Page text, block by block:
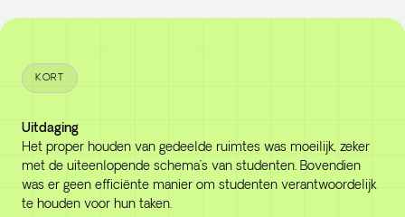
KORT
Uitdaging
Het proper houden van gedeelde ruimtes was moeilijk, zeker
met de uiteenlopende schema’s van studenten. Bovendien
was er geen efficiënte manier om studenten verantwoordelijk
te houden voor hun taken.